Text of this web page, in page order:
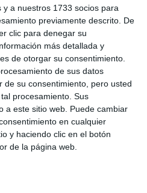
a nuestros 1733 socios para
previamente descrito. De
clic para denegar su
más detallada y
de otorgar su consentimiento.
de sus datos
de su consentimiento, pero usted
procesamiento. Sus
a este sitio web. Puede cambiar
en cualquier
y haciendo clic en el botón
de la página web.
el siguiente enlace:
LA CALA DE MIJAS VERANO